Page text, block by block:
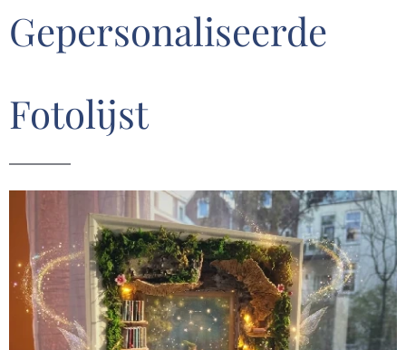
Gepersonaliseerde
Fotolijst